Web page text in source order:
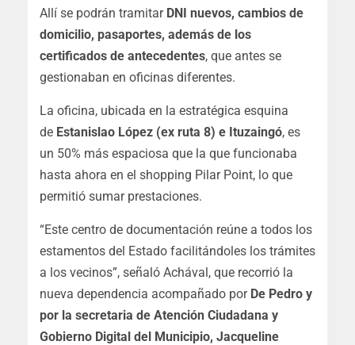
Allí se podrán tramitar DNI nuevos, cambios de
domicilio, pasaportes, además de los
certificados de antecedentes, que antes se
gestionaban en oficinas diferentes.
La oficina, ubicada en la estratégica esquina
de Estanislao López (ex ruta 8) e Ituzaingó, es
un 50% más espaciosa que la que funcionaba
hasta ahora en el shopping Pilar Point, lo que
permitió sumar prestaciones.
“Este centro de documentación reúne a todos los
estamentos del Estado facilitándoles los trámites
a los vecinos”, señaló Achával, que recorrió la
nueva dependencia acompañado por De Pedro y
por la secretaria de Atención Ciudadana y
Gobierno Digital del Municipio, Jacqueline